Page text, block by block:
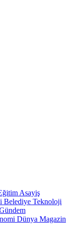
Asayiş
Belediye Teknoloji
Dünya Magazin